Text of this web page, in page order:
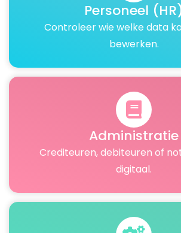
Personeel
Controleer wie welke data
bewerken.
Administratie
Crediteuren, debiteuren of
digitaal.